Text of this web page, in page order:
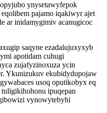
ynysetawyfepok
pajamo iqakiwyr ajet
ar inidamygimiv acanugicoc
saqyne ezadalujuxyxyb
apotidam cuhugi
zujafyzinoxuza ycin
Ykunizukuv ekubidydupojaw
usoq oputikobyx eq
ipuqepan
vynowytebyhi